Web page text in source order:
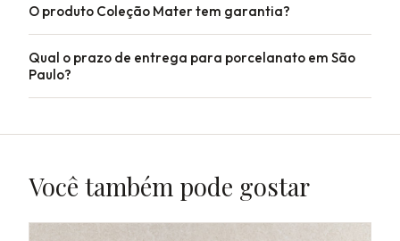
O produto Coleção Mater tem garantia?
Qual o prazo de entrega para porcelanato em São
Paulo?
Você também pode gostar